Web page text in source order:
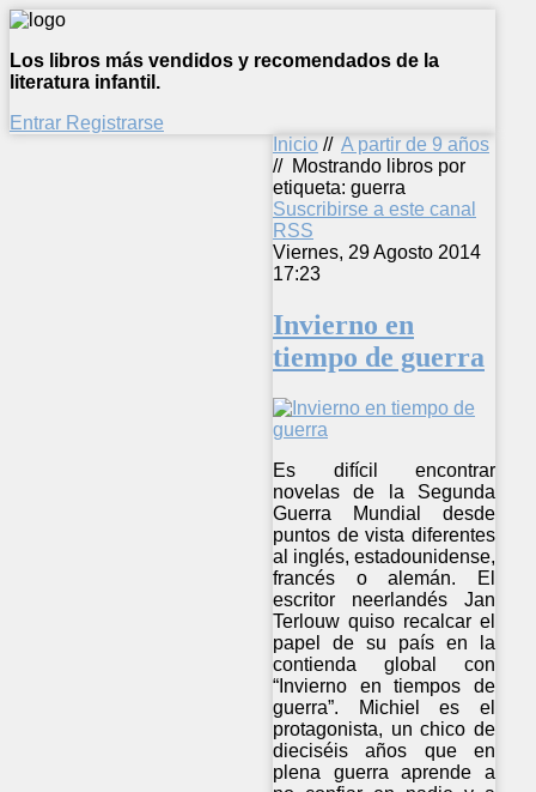
Los libros más vendidos y recomendados de la
literatura infantil.
Entrar Registrarse
Inicio // A partir de 9 años
// Mostrando libros por
etiqueta: guerra
Suscribirse a este canal
RSS
Viernes, 29 Agosto 2014
17:23
Invierno en
tiempo de guerra
Es difícil encontrar
novelas de la Segunda
Guerra Mundial desde
puntos de vista diferentes
al inglés, estadounidense,
francés o alemán. El
escritor neerlandés Jan
Terlouw quiso recalcar el
papel de su país en la
contienda global con
“Invierno en tiempos de
guerra”. Michiel es el
protagonista, un chico de
dieciséis años que en
plena guerra aprende a